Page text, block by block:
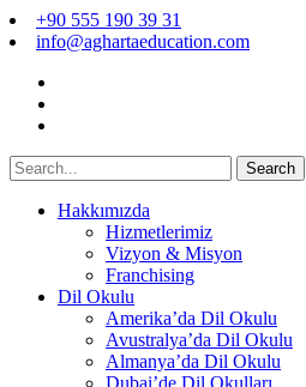
+90 555 190 39 31
info@aghartaeducation.com
Search
Hakkımızda
Hizmetlerimiz
Vizyon & Misyon
Franchising
Dil Okulu
Amerika’da Dil Okulu
Avustralya’da Dil Okulu
Almanya’da Dil Okulu
Dubai’de Dil Okulları